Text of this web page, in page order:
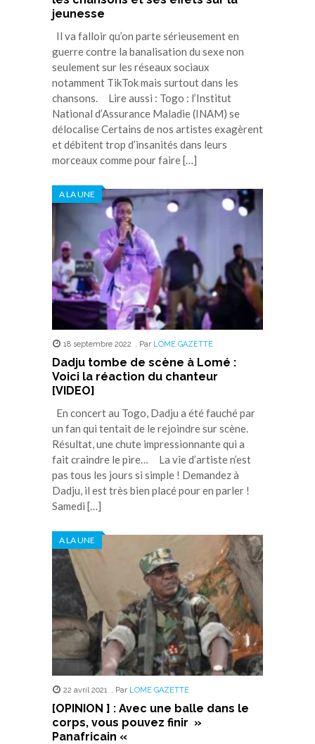
jeunesse
Il va falloir qu’on parte sérieusement en
guerre contre la banalisation du sexe non
seulement sur les réseaux sociaux
notamment TikTok mais surtout dans les
chansons. Lire aussi : Togo : l’Institut
National d’Assurance Maladie (INAM) se
délocalise Certains de nos artistes exagèrent
et débitent trop d’insanités dans leurs
morceaux comme pour faire […]
A LA UNE
18 septembre 2022 , Par LOME GAZETTE
Dadju tombe de scène à Lomé :
Voici la réaction du chanteur
[VIDEO]
En concert au Togo, Dadju a été fauché par
un fan qui tentait de le rejoindre sur scène.
Résultat, une chute impressionnante qui a
fait craindre le pire… La vie d’artiste n’est
pas tous les jours si simple ! Demandez à
Dadju, il est très bien placé pour en parler !
Samedi […]
A LA UNE
22 avril 2021 , Par LOME GAZETTE
[OPINION ] : Avec une balle dans le
corps, vous pouvez finir »
Panafricain «